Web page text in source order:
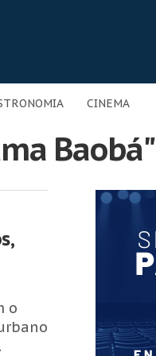
CINEMA
Baobá"
o